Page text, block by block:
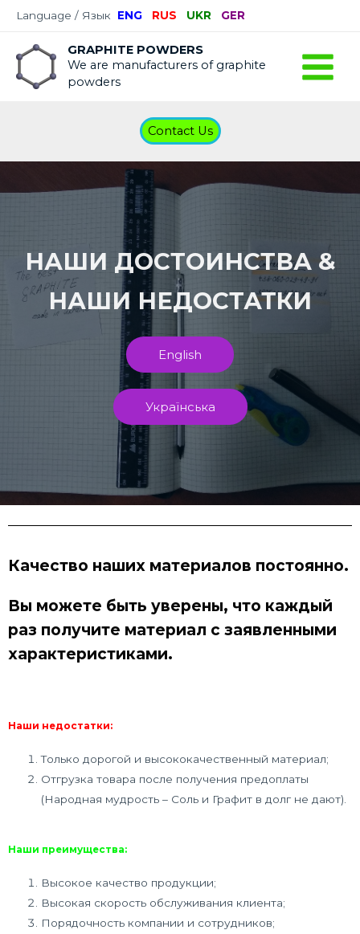
Language / Язык ENG RUS UKR GER
GRAPHITE POWDERS
We are manufacturers of graphite
powders
Contact Us
НАШИ ДОСТОИНСТВА &
НАШИ НЕДОСТАТКИ
English
Українська
Качество наших материалов постоянно.
Вы можете быть уверены, что каждый
раз получите материал с заявленными
характеристиками.
Наши недостатки:
Только дорогой и высококачественный материал;
Отгрузка товара после получения предоплаты
(Народная мудрость – Соль и Графит в долг не дают).
Наши преимущества:
Высокое качество продукции;
Высокая скорость обслуживания клиента;
Порядочность компании и сотрудников;